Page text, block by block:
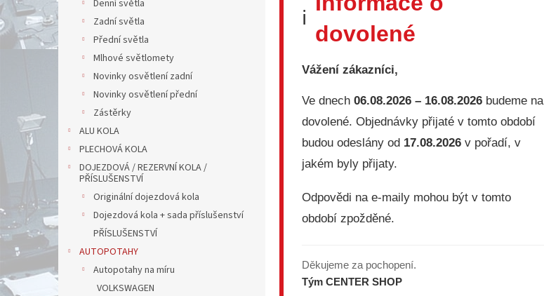
Denní světla
Zadní světla
Přední světla
Mlhové světlomety
Novinky osvětlení zadní
Novinky osvětlení přední
Zástěrky
ALU KOLA
PLECHOVÁ KOLA
DOJEZDOVÁ / REZERVNÍ KOLA /
PŘÍSLUŠENSTVÍ
Originální dojezdová kola
Dojezdová kola + sada příslušenství
PŘÍSLUŠENSTVÍ
AUTOPOTAHY
Autopotahy na míru
VOLKSWAGEN
ℹ️
dovolené
Vážení zákazníci,
Ve dnech 06.08.2026 – 16.08.2026 budeme na
dovolené. Objednávky přijaté v tomto období
budou odeslány od 17.08.2026 v pořadí, v
jakém byly přijaty.
Odpovědi na e-maily mohou být v tomto
období zpožděné.
Děkujeme za pochopení.
Tým CENTER SHOP